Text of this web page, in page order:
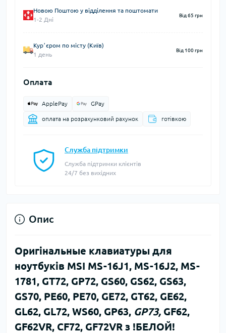
Новою Поштою у відділення та поштомати
1-2 Дні
Від 65 грн
Курʼєром по місту (Київ)
1 день
Від 100 грн
Оплата
ApplePay GPay
оплата на розрахунковий рахунок готівкою
Служба підтримки
Служба підтримки клієнтів
24/7 без вихідних
Опис
Оригінальные клавиатуры для
ноутбуків MSI MS-16J1, MS-16J2, MS-
1781, GT72, GP72, GS60, GS62, GS63,
GS70, PE60, PE70, GE72, GT62, GE62,
GL62, GL72, WS60, GP63, GP73, GF62,
GF62VR, CF72, GF72VR з !БЕЛОЙ!